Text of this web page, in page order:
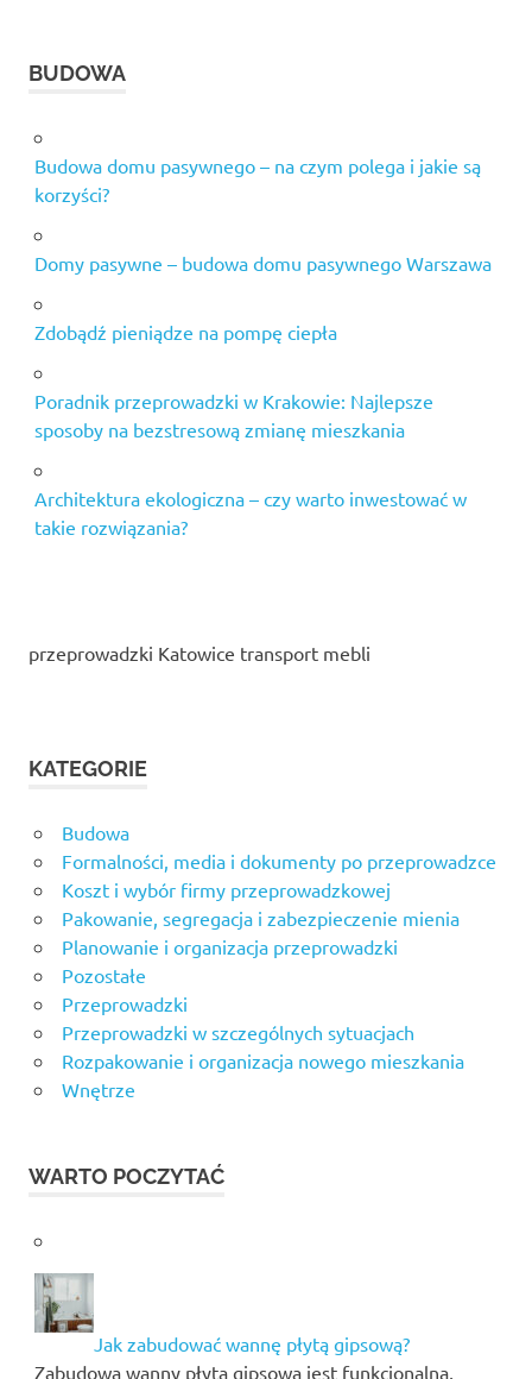
BUDOWA
Budowa domu pasywnego – na czym polega i jakie są
korzyści?
Domy pasywne – budowa domu pasywnego Warszawa
Zdobądź pieniądze na pompę ciepła
Poradnik przeprowadzki w Krakowie: Najlepsze
sposoby na bezstresową zmianę mieszkania
Architektura ekologiczna – czy warto inwestować w
takie rozwiązania?
przeprowadzki Katowice transport mebli
KATEGORIE
Budowa
Formalności, media i dokumenty po przeprowadzce
Koszt i wybór firmy przeprowadzkowej
Pakowanie, segregacja i zabezpieczenie mienia
Planowanie i organizacja przeprowadzki
Pozostałe
Przeprowadzki
Przeprowadzki w szczególnych sytuacjach
Rozpakowanie i organizacja nowego mieszkania
Wnętrze
WARTO POCZYTAĆ
Jak zabudować wannę płytą gipsową?
Zabudowa wanny płytą gipsową jest funkcjonalna,